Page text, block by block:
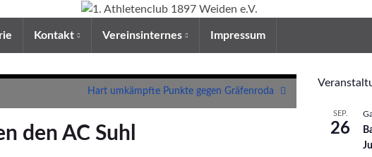
Kontakt Vereinsinternes Impressum
Hart umkämpfte Punkte gegen Gräfenroda
den AC Suhl
SEP.
26